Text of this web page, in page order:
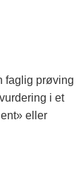
faglig prøving
i et
eller